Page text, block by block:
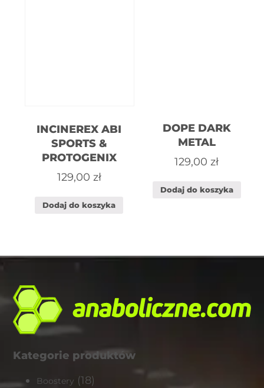
INCINEREX ABI
SPORTS &
PROTOGENIX
129,00 zł
Dodaj do koszyka
DOPE DARK
METAL
129,00zł
Dodaj do koszyka
Kategorie produktów
Boostery (18)